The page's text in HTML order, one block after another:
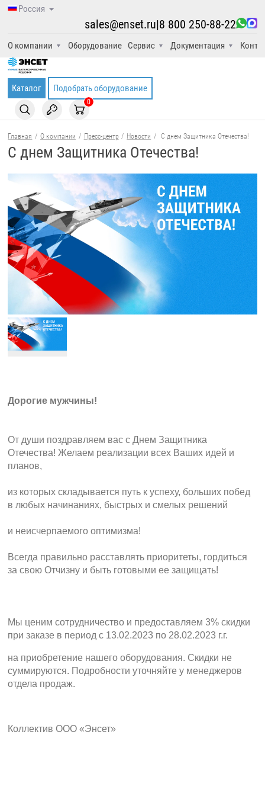
Россия
О компании Оборудование Сервис Документация
sales@enset.ru|8 800 250-88-22
Каталог Подобрать оборудование
0
Главная / О компании / Пресс-центр / Новости / С днем Защитника Отечества!
С днем Защитника Отечества!
Дорогие мужчины!
От души поздравляем вас с Днем Защитника
Отечества! Желаем реализации всех Ваших идей и
планов,
из которых складывается путь к успеху, больших побед
в любых начинаниях, быстрых и смелых решений
и неисчерпаемого оптимизма!
Всегда правильно расставлять приоритеты, гордиться
за свою Отчизну и быть готовыми ее защищать!
Мы ценим сотрудничество и предоставляем 3% скидки
при заказе в период с 13.02.2023 по 28.02.2023 г.г.
на приобретение нашего оборудования. Скидки не
суммируются. Подробности уточняйте у менеджеров
отдела продаж.
Коллектив ООО «Энсет»